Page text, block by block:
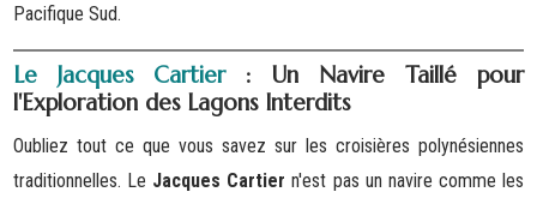
Pacifique Sud.
Le Jacques Cartier: Un Navire Taillé pour
l'Exploration des Lagons Interdits
Oubliez tout ce que vous savez sur les croisières polynésiennes
traditionnelles. Le Jacques Cartier n'est pas un navire comme les